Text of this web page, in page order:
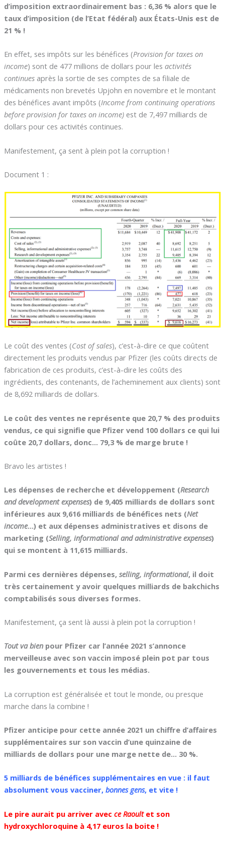
d’imposition extraordinairement bas : 6,36 % alors que le
taux d’imposition (de l’Etat fédéral) aux États-Unis est de
21 % !
En effet, ses impôts sur les bénéfices (Provision for taxes on
income) sont de 477 millions de dollars pour les activités
continuesaprès la sortie de ses comptes de sa filiale de
médicaments non brevetés Upjohn en novembre et le montant
des bénéfices avant impôts (Income from continuing operations
before provision for taxes on income) est de 7,497 milliards de
dollars pour ces activités continues.
Manifestement, ça sent à plein pot la corruption !
Document 1 :
Le coût des ventes (Cost of sales), c’est-à-dire ce que coûtent
directement les produits vendus par Pfizer (les coûts directs de
fabrication de ces produits, c’est-à-dire les coûts des
ingrédients, des contenants, de l’acheminement aux clients) sont
de 8,692 milliards de dollars.
Le coût des ventes ne représente que 20,7 % des produits
vendus, ce qui signifie que Pfizer vend 100 dollars ce qui lui
coûte 20,7 dollars, donc… 79,3 % de marge brute !
Bravo les artistes !
Les dépenses de recherche et développement (Research
and development expenses) de 9,405 milliards de dollars sont
inférieures aux 9,616 milliards de bénéfices nets (Net
income…) et aux dépenses administratives et disons de
marketing (Selling, informational and administrative expenses)
qui se montent à 11,615 milliards.
Parmi ces dernières dépenses, selling, informational, il doit
très certainement y avoir quelques milliards de bakchichs
comptabilisés sous diverses formes.
Manifestement, ça sent là aussi à plein pot la corruption !
Tout va bienpour Pfizer car l’année 2021 s’annonce
merveilleuse avec son vaccin imposé plein pot par tous
les gouvernements et tous les médias.
La corruption est généralisée et tout le monde, ou presque
marche dans la combine !
Pfizer anticipe pour cette année 2021 un chiffre d’affaires
supplémentaires sur son vaccin d’une quinzaine de
milliards de dollars pour une marge nette de… 30 %.
5 milliards de bénéfices supplémentaires en vue : il faut
absolument vous vacciner, bonnes gens, et vite !
Le pire aurait pu arriver avec ce Raoultet son
hydroxychloroquine à 4,17 euros la boite !